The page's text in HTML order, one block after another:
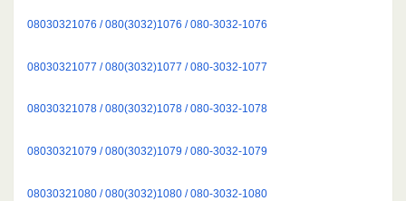
08030321076 / 080(3032)1076 / 080-3032-1076
08030321077 / 080(3032)1077 / 080-3032-1077
08030321078 / 080(3032)1078 / 080-3032-1078
08030321079 / 080(3032)1079 / 080-3032-1079
08030321080 / 080(3032)1080 / 080-3032-1080